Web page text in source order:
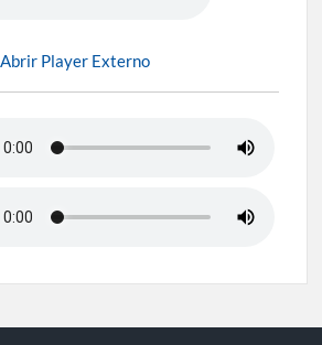
Abrir Player Externo